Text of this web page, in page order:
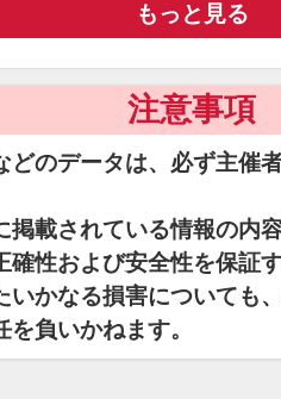
もっと見る
注意事項
どのデータは、必ず主催
掲載されている情報の内
確性および安全性を保証
いかなる損害についても
負いかねます。